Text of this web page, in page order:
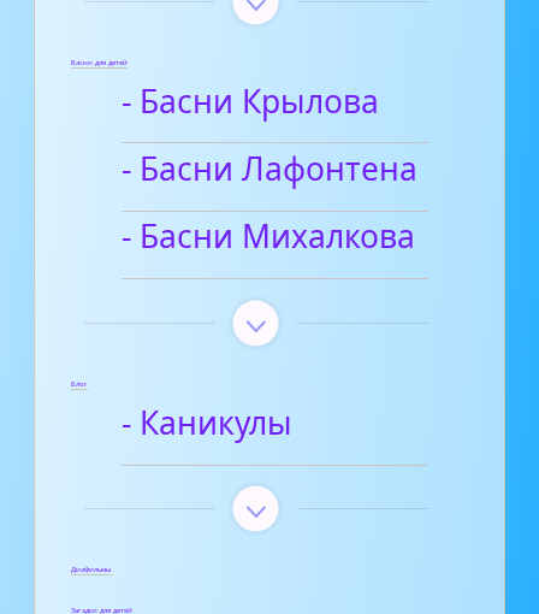
Басни для детей
- Басни Крылова
- Басни Лафонтена
- Басни Михалкова
Блог
- Каникулы
Диафильмы
Загадки для детей